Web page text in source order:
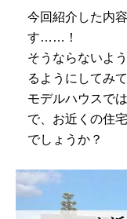
今回紹介した内
す……！
そうならないよ
るようにしてみ
モデルハウスで
で、お近くの住
でしょうか？